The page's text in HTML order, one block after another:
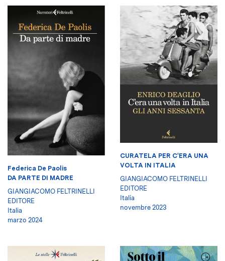
Federica De Paolis
DA PARTE DI MADRE
GIANGIACOMO FELTRINELLI
EDITORE
Italia
marzo 2024
CURATELA PER C'ERA UNA
VOLTA IN ITALIA
GIANGIACOMO FELTRINELLI
EDITORE
Italia
novembre 2023